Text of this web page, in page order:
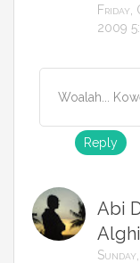
Friday,
2009
Woalah...
Reply
Abi